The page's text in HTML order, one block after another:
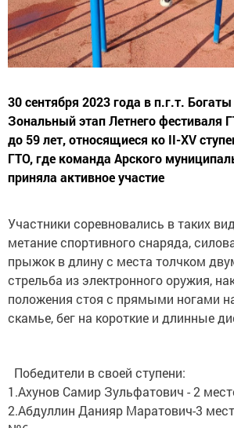
Зональный этап Летнего фестиваля
до 59 лет, относящиеся ко II-XV
ГТО, где команда Арского
приняла активное участие
метание спортивного снаряда,
прыжок в длину с места толчком
стрельба из электронного оружия,
положения стоя с прямыми ногами на
скамье, бег на короткие и длинные
1.Ахунов Самир Зульфатович - 2
2.Абдуллин Данияр Маратович-3
№6